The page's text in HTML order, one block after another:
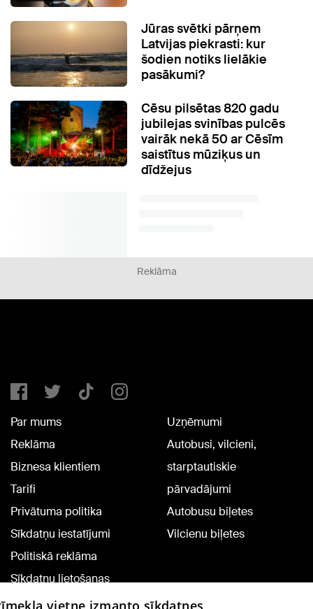
Jūras svētki pārņem
Latvijas piekrasti: kur
šodien notiks lielākie
pasākumi?
Cēsu pilsētas 820 gadu
jubilejas svinības pulcēs
vairāk nekā 50 ar Cēsīm
saistītus mūziķus un
dīdžejus
Reklāma
Par mums
Reklāma
Biznesa klientiem
Tarifi
Privātuma politika
Sīkdatņu iestatījumi
Politiskā reklāma
Sīkdatņu lietošanas
noteikumi
Uzņēmumi
Autobusi, vilcieni,
starptautiskie
pārvadājumi
Autobusu biļetes
Vilcienu biļetes
vietne izmanto sīkdatnes